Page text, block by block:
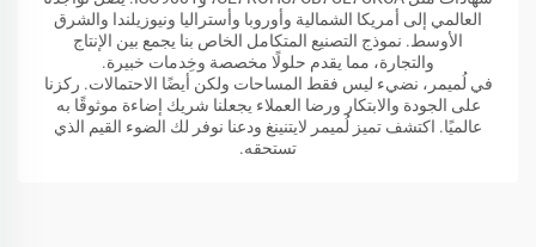
العالمي إلى أمريكا الشمالية وأوروبا وأستراليا ونيوزيلندا والشرق
الأوسط. نموذج التصنيع المتكامل الخاص بنا يجمع بين الإنتاج
والتجارة، مما يقدم حلولًا مخصصة وخِدمات خبيرة.
في لُميمر، نضيء ليس فقط المساحات ولكن أيضًا الاحتمالات. ركزنا
على الجودة والابتكار ورضا العملاء يجعلنا شريك إضاءة موثوقًا به
عالميًا. اكتشف تميز لُميمر لايتنينغ ودعنا نوفر لك الضوء القيم الذي
تستحقه.